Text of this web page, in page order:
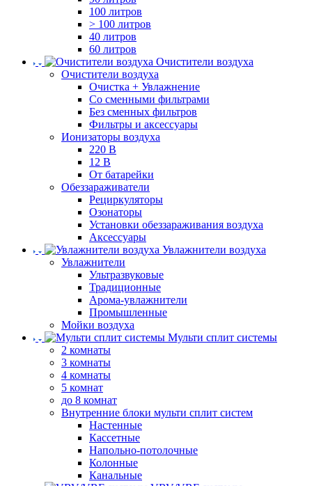
100 литров
> 100 литров
40 литров
60 литров
Очистители воздуха
Очистители воздуха
Очистка + Увлажнение
Cо сменными фильтрами
Без сменных фильтров
Фильтры и аксессуары
Ионизаторы воздуха
220 В
12 В
От батарейки
Обеззараживатели
Рециркуляторы
Озонаторы
Установки обеззараживания воздуха
Аксессуары
Увлажнители воздуха
Увлажнители
Ультразвуковые
Традиционные
Арома-увлажнители
Промышленные
Мойки воздуха
Мульти сплит системы
2 комнаты
3 комнаты
4 комнаты
5 комнат
до 8 комнат
Внутренние блоки мульти сплит систем
Настенные
Кассетные
Напольно-потолочные
Колонные
Канальные